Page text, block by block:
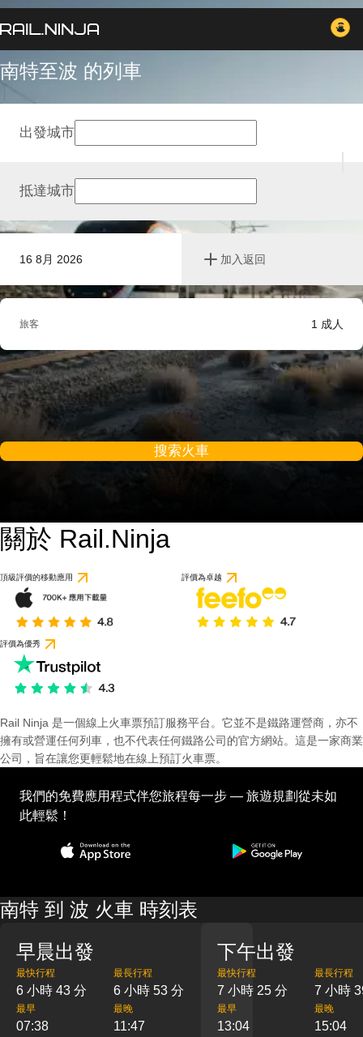
南特至波 的列車
16 8月 2026 加入返回
出發城市
抵達城市
旅客 1 成人
搜索火車
關於 Rail.Ninja
頂級評價的移動應用 評價為卓越
評價為優秀
Rail Ninja 是一個線上火車票預訂服務平台。它並不是鐵路運營商，亦不
擁有或營運任何列車，也不代表任何鐵路公司的官方網站。這是一家商業
公司，旨在讓您更輕鬆地在線上預訂火車票。
我們的免費應用程式伴您旅程每一步 — 旅遊規劃從未如
此輕鬆！
南特 到 波 火車 時刻表
早晨出發
最快行程
6 小時 43 分
最長行程
6 小時 53 分
最早
07:38
最晚
11:47
下午出發
最快行程
7 小時 25 分
最長行程
7 小時
最早
13:04
最晚
15:04